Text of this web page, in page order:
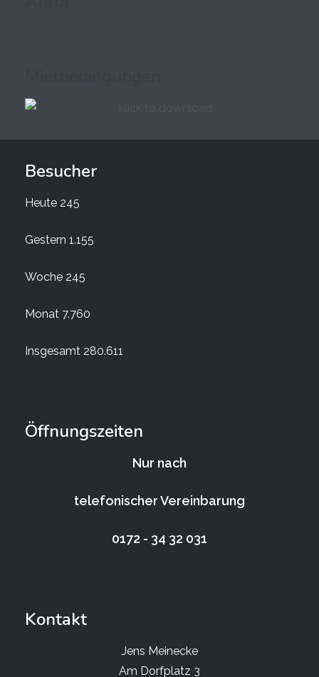
Besucher
Heute 245
Gestern 1.155
Woche 245
Monat 7.760
Insgesamt 280.611
Öffnungszeiten
Nur nach
telefonischer Vereinbarung
0172 - 34 32 031
Kontakt
Jens Meinecke
Am Dorfplatz 3